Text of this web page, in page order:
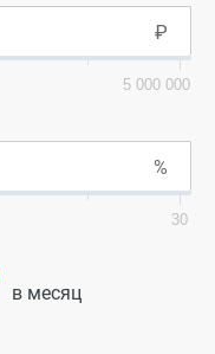
5 000 000
30
в месяц